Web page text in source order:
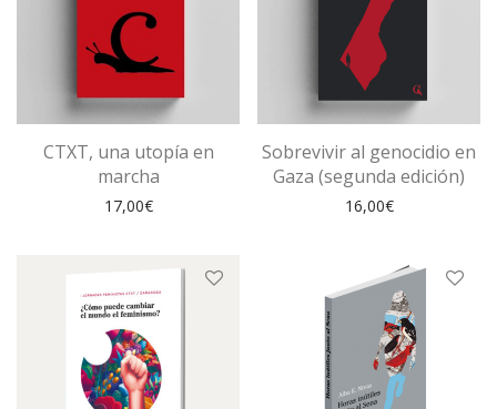
CTXT, una utopía en
marcha
17,00€
Sobrevivir al genocidio en
Gaza (segunda edición)
16,00€